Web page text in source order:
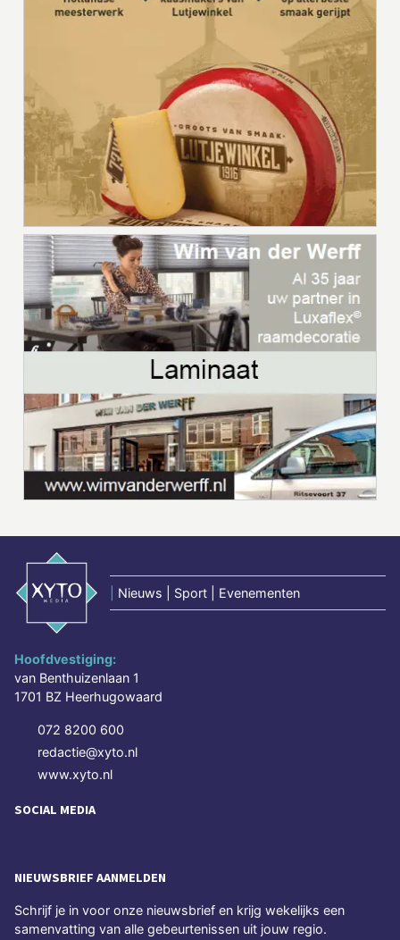
Nieuws | Sport | Evenementen
Hoofdvestiging:
van Benthuizenlaan 1
1701 BZ Heerhugowaard
072 8200 600
redactie@xyto.nl
www.xyto.nl
SOCIAL MEDIA
NIEUWSBRIEF AANMELDEN
Schrijf je in voor onze nieuwsbrief en krijg wekelijks een
samenvatting van alle gebeurtenissen uit jouw regio.